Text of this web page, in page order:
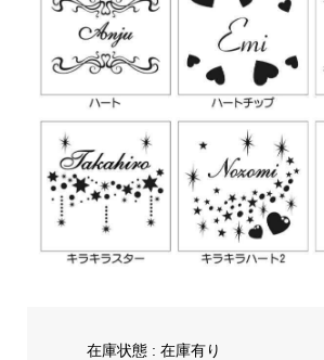
在庫状態 : 在庫有り